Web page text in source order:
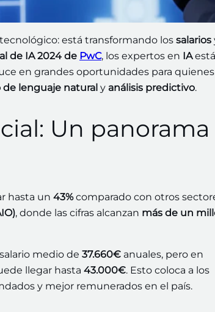
está transformando los salarios
de IA 2024 de PwC, los expertos en IA
en grandes oportunidades para
lenguaje natural y análisis predictivo.
Un panorama
hasta un 43%comparado con otros
, donde las cifras alcanzan más de un
medio de 37.660€ anuales, pero en
llegar hasta 43.000€. Esto coloca a los
y mejor remunerados en el país.